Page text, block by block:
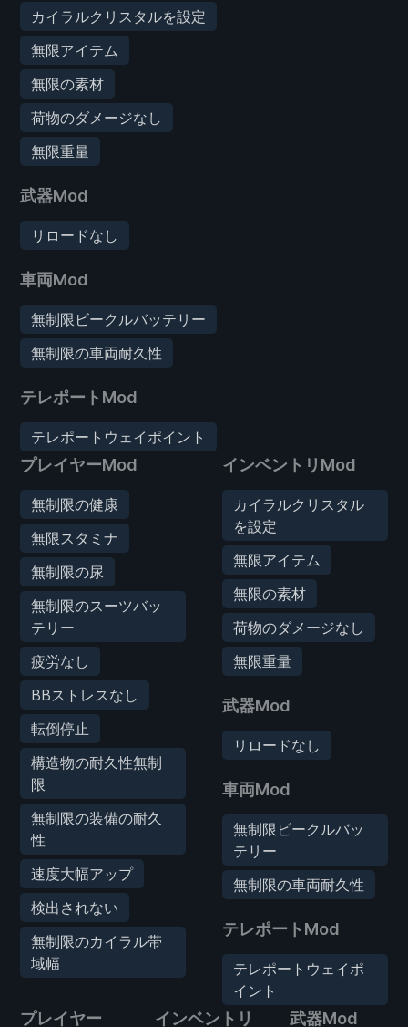
カイラルクリスタルを設定
無限アイテム
無限の素材
荷物のダメージなし
無限重量
武器Mod
リロードなし
車両Mod
無制限ビークルバッテリー
無制限の車両耐久性
テレポートMod
テレポートウェイポイント
プレイヤーMod
無制限の健康
無限スタミナ
無制限の尿
無制限のスーツバッ
テリー
疲労なし
BBストレスなし
転倒停止
構造物の耐久性無制
限
無制限の装備の耐久
性
速度大幅アップ
検出されない
無制限のカイラル帯
域幅
インベントリMod
カイラルクリスタル
を設定
無限アイテム
無限の素材
荷物のダメージなし
無限重量
武器Mod
リロードなし
車両Mod
無制限ビークルバッ
テリー
無制限の車両耐久性
テレポートMod
テレポートウェイポ
イント
プレイヤー
インベントリ
武器Mod